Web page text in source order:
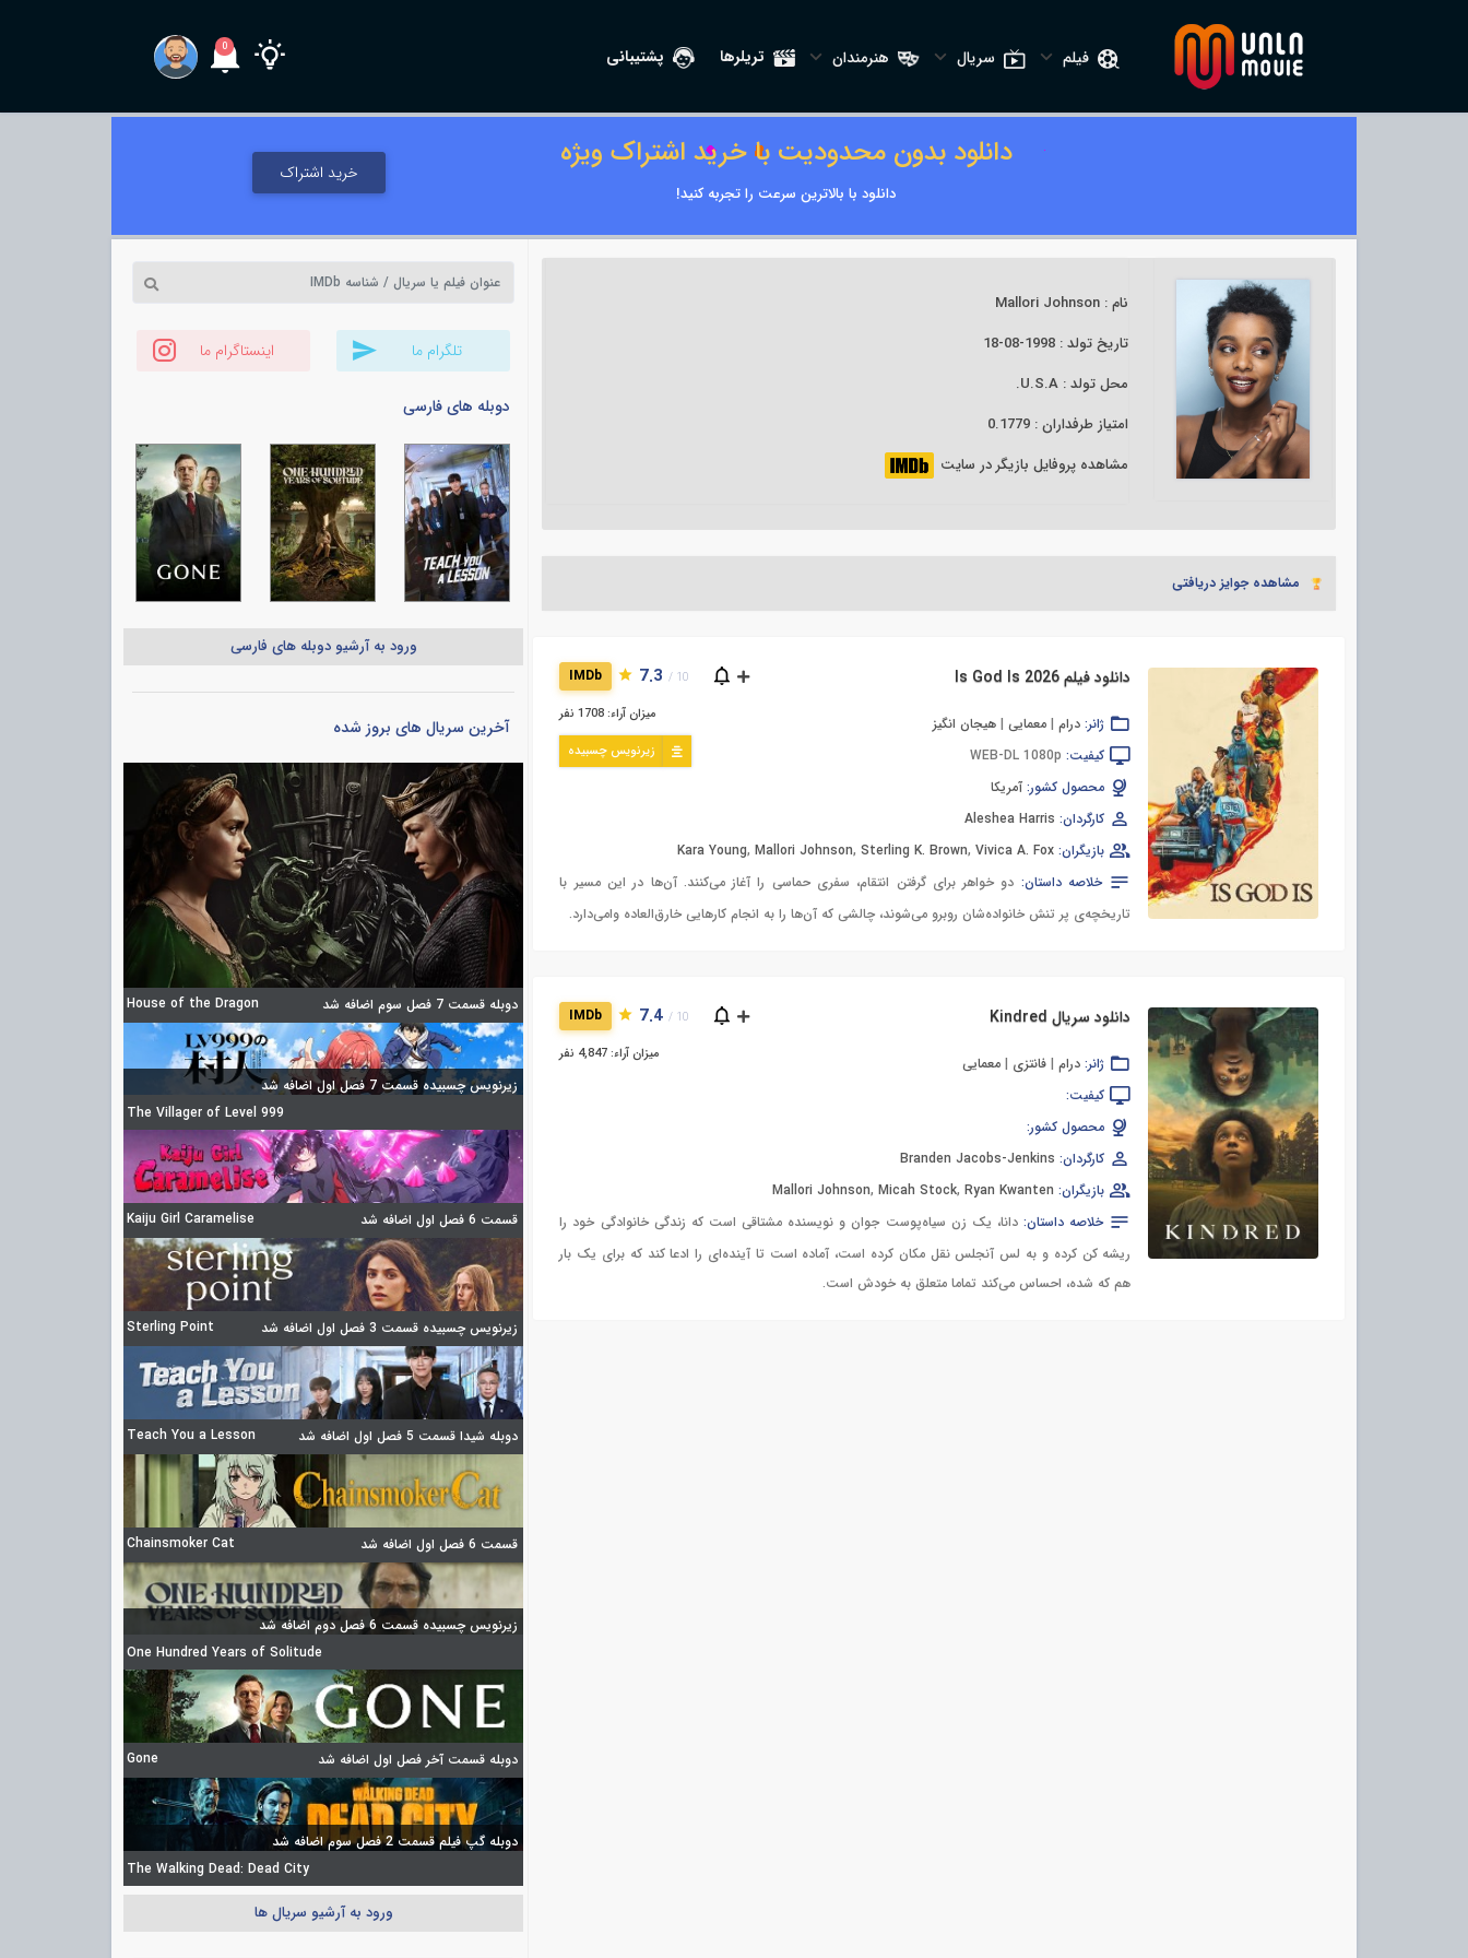
فیلم سریال هنرمندان تریلرها پشتیبانی 0
دانلود بدون محدودیت با خرید اشتراک ویژه
دانلود با بالاترین سرعت را تجربه کنید!
خرید اشتراک
نام : Mallori Johnson
تاریخ تولد : 1998-08-18
محل تولد : U.S.A.
امتیاز طرفداران : 0.1779
مشاهده پروفایل بازیگر در سایت
مشاهده جوایز دریافتی
دانلود فیلم Is God Is 2026 10 /
7.3
IMDb
میزان آراء: 1708 نفر
زیرنویس چسبیده
ژانر: درام| معمایی| هیجان انگیز
کیفیت: WEB-DL 1080p
محصول کشور: آمریکا
کارگردان: Aleshea Harris
بازیگران:
Kara Young,Mallori Johnson,Sterling K. Brown,Vivica A. Fox
خلاصه داستان: دو خواهر برای گرفتن انتقام، سفری حماسی را آغاز می‌کنند. آن‌ها در این مسیر با
تاریخچه‌ی پر تنش خانواده‌شان روبرو می‌شوند، چالشی که آن‌ها را به انجام کارهایی خارق‌العاده وامی‌دارد.
دانلود سریال Kindred 10 /
7.4
IMDb
میزان آراء: 4,847 نفر ژانر: درام| فانتزی | معمایی
کیفیت:
محصول کشور:
کارگردان: Branden Jacobs-Jenkins
بازیگران:
Mallori Johnson,Micah Stock,Ryan Kwanten
خلاصه داستان:دانا، یک زن سیاه‌پوست جوان و نویسنده مشتاقی است که زندگی خانوادگی خود را
ریشه کن کرده و به لس آنجلس نقل مکان کرده است، آماده است تا آینده‌ای را ادعا کند که برای یک بار
هم که شده، احساس می‌کند تماما متعلق به خودش است.
تلگرام ما اینستاگرام ما
دوبله های فارسی
ورود به آرشیو دوبله های فارسی
آخرین سریال های بروز شده
دوبله قسمت 7 فصل سوم اضافه شد House of the Dragon
زیرنویس چسبیده قسمت 7 فصل اول اضافه شد
The Villager of Level 999
قسمت 6 فصل اول اضافه شد Kaiju Girl Caramelise
زیرنویس چسبیده قسمت 3 فصل اول اضافه شد Sterling Point
دوبله شیدا قسمت 5 فصل اول اضافه شد Teach You a Lesson
قسمت 6 فصل اول اضافه شد Chainsmoker Cat
زیرنویس چسبیده قسمت 6 فصل دوم اضافه شد
One Hundred Years of Solitude
دوبله قسمت آخر فصل اول اضافه شد Gone
دوبله گپ فیلم قسمت 2 فصل سوم اضافه شد
The Walking Dead: Dead City
ورود به آرشیو سریال ها